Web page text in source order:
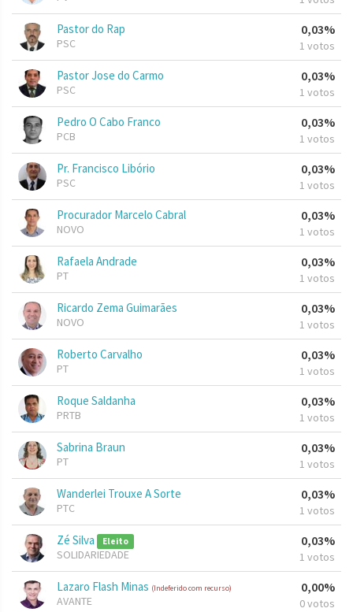
Pastor do Rap
PSC
0,03%
1 votos
Pastor Jose do Carmo
PSC
0,03%
1 votos
Pedro O Cabo Franco
PCB
0,03%
1 votos
Pr. Francisco Libório
PSC
0,03%
1 votos
Procurador Marcelo Cabral
NOVO
0,03%
1 votos
Rafaela Andrade
PT
0,03%
1 votos
Ricardo Zema Guimarães
NOVO
0,03%
1 votos
Roberto Carvalho
PT
0,03%
1 votos
Roque Saldanha
PRTB
0,03%
1 votos
Sabrina Braun
PT
0,03%
1 votos
Wanderlei Trouxe A Sorte
PTC
0,03%
1 votos
Zé Silva Eleito
SOLIDARIEDADE
0,03%
1 votos
Lazaro Flash Minas (Indeferido com recurso)
AVANTE
0,00%
0 votos